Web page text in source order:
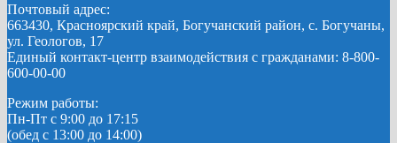
Почтовый адрес:
663430, Красноярский край, Богучанский район, с. Богучаны,
ул. Геологов, 17
Единый контакт-центр взаимодействия с гражданами: 8-800-
600-00-00
Режим работы:
Пн-Пт с 9:00 до 17:15
(обед с 13:00 до 14:00)